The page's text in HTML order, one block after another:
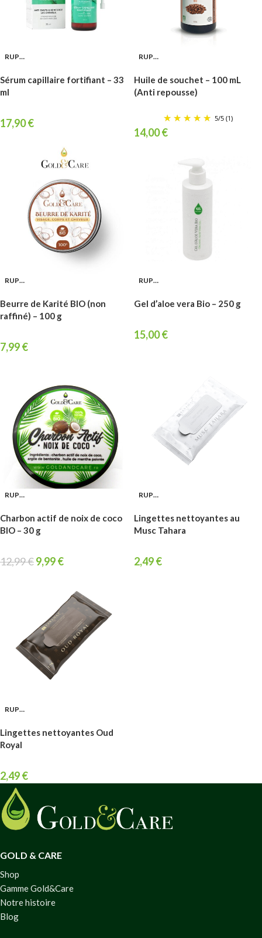
RUPTURE
Sérum capillaire fortifiant – 33
ml
17,90€
RUPTURE
Huile de souchet – 100 mL
(Anti repousse)
5/5 (1)
14,00€
RUPTURE
Beurre de Karité BIO (non
raffiné) – 100 g
7,99€
RUPTURE
Gel d’aloe vera Bio – 250 g
15,00€
RUPTURE
Charbon actif de noix de coco
BIO – 30 g
12,99€9,99€
RUPTURE
Lingettes nettoyantes au
Musc Tahara
2,49€
RUPTURE
Lingettes nettoyantes Oud
Royal
2,49€
GOLD & CARE
Shop
Gamme Gold&Care
Notre histoire
Blog